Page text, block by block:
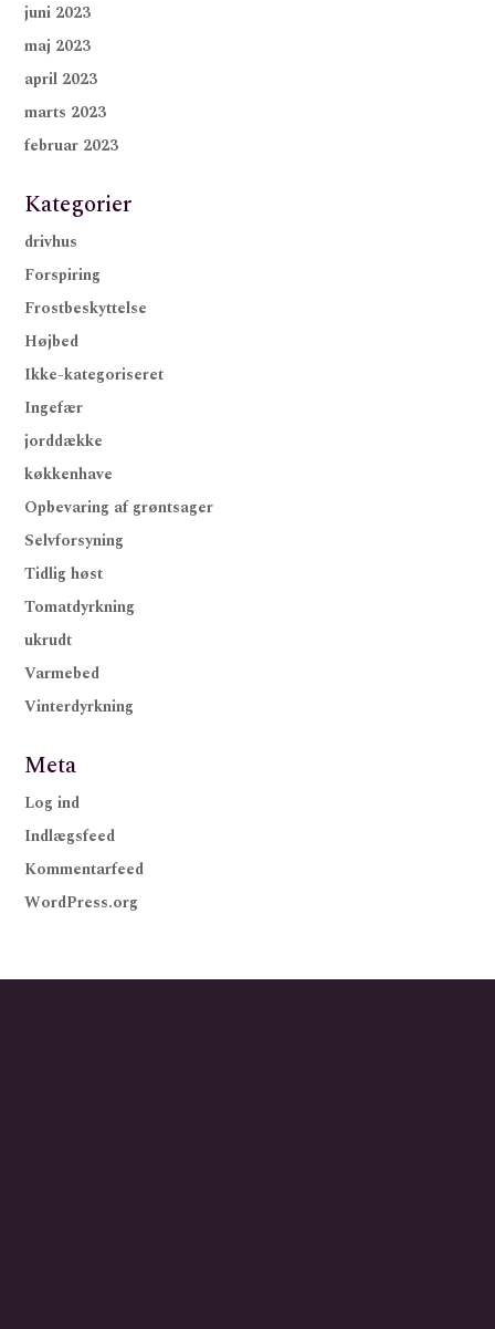
juni 2023
maj 2023
april 2023
marts 2023
februar 2023
Kategorier
drivhus
Forspiring
Frostbeskyttelse
Højbed
Ikke-kategoriseret
Ingefær
jorddække
køkkenhave
Opbevaring af grøntsager
Selvforsyning
Tidlig høst
Tomatdyrkning
ukrudt
Varmebed
Vinterdyrkning
Meta
Log ind
Indlægsfeed
Kommentarfeed
WordPress.org